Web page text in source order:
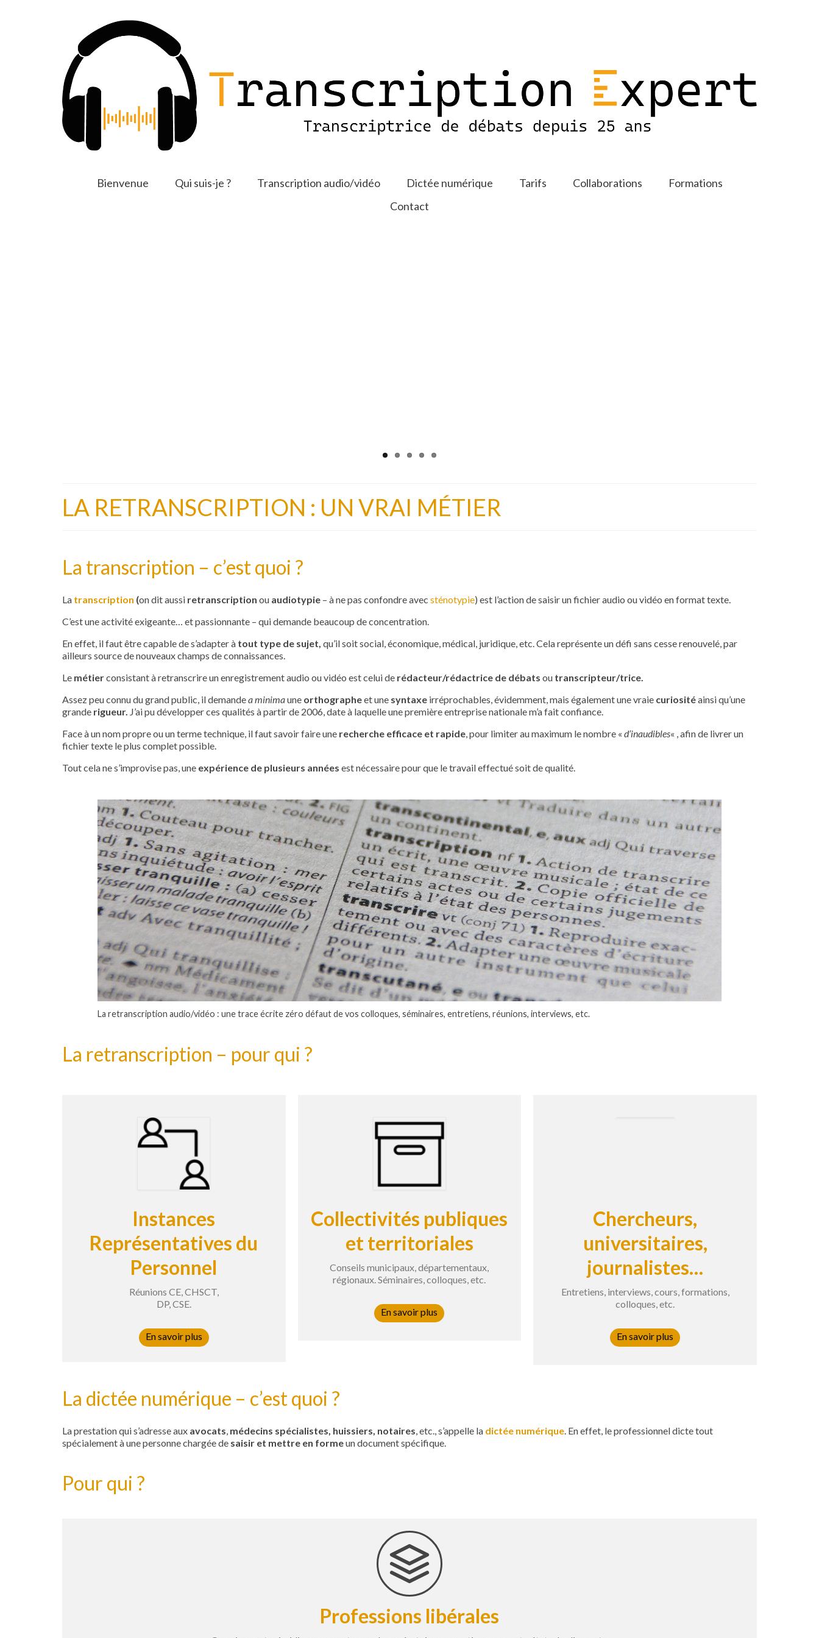
Bienvenue Qui suis-je ? Transcription audio/vidéo Dictée numérique Tarifs Collaborations
Formations
Contact
LA RETRANSCRIPTION : UN VRAI MÉTIER
La transcription – c’est quoi ?
La transcription (on dit aussi retranscription ou audiotypie – à ne pas confondre avec sténotypie) est l’action de saisir un fichier audio ou vidéo en format texte.
C’est une activité exigeante… et passionnante – qui demande beaucoup de concentration.
En effet, il faut être capable de s’adapter à tout type de sujet, qu’il soit social, économique, médical, juridique, etc. Cela représente un défi sans cesse renouvelé, par
ailleurs source de nouveaux champs de connaissances.
Le métierconsistant à retranscrire un enregistrement audio ou vidéo est celui de rédacteur/rédactrice de débats ou transcripteur/trice.
Assez peu connu du grand public, il demandea minimaune orthographeet une syntaxe irréprochables, évidemment, mais également une vraie curiositéainsi qu’une
grande rigueur. J’ai pu développer ces qualités à partir de 2006, date à laquelle une première entreprise nationale m’a fait confiance.
Face à un nom propre ou un terme technique, il faut savoir faire une recherche efficace et rapide , pour limiter au maximum le nombre « d’inaudibles« , afin de livrer un
fichier texte le plus complet possible.
Tout cela ne s’improvise pas, une expérience de plusieurs années est nécessaire pour que le travail effectué soit de qualité.
La retranscription audio/vidéo : une trace écrite zéro défaut de vos colloques, séminaires, entretiens, réunions, interviews, etc.
La retranscription – pour qui ?
Instances
Représentatives du
Personnel
Réunions CE, CHSCT,
DP, CSE.
En savoir plus
Collectivités publiques
et territoriales
Conseils municipaux, départementaux,
régionaux. Séminaires, colloques, etc.
En savoir plus
Chercheurs,
universitaires,
journalistes…
Entretiens, interviews, cours, formations,
colloques, etc.
En savoir plus
La dictée numérique – c’est quoi ?
La prestation qui s’adresse aux avocats, médecins spécialistes, huissiers, notaires, etc., s’appelle la dictée numérique. En effet, le professionnel dicte tout
spécialement à une personne chargée de saisir et mettre en formeun document spécifique.
Pour qui ?
Professions libérales